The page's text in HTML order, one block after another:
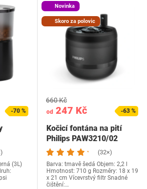
-70 %
(3L)
Novinka
Skoro za polovic
od 247 Kč
660 Kč
-63 %
Kočicí fontána na pití
Philips PAW3210/02
(32×)
Barva: tmavě šedá Objem: 2,2 l
Hmotnost: 710 g Rozměry: 18 x 19
x 21 cm Vícevrstvý filtr Snadné
čištění:…